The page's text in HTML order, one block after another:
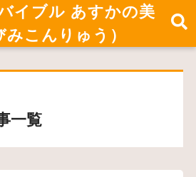
イブル あすかの美
こんりゅう）
一覧